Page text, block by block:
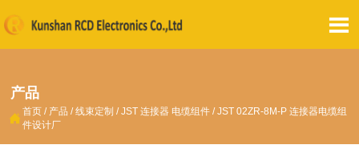

产品
 首页 / 产品 /线束定制 /JST 连接器 电缆组件 /JST 02ZR-8M-P 连接器电缆组
件设计厂